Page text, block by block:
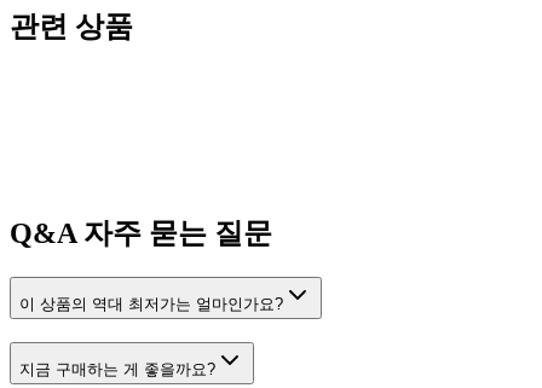
관련 상품
Q&A자주 묻는 질문
이 상품의 역대 최저가는 얼마인가요?
지금 구매하는 게 좋을까요?